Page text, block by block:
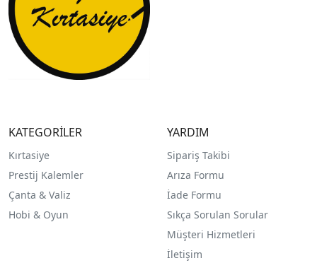
KATEGORİLER
Kırtasiye
Prestij Kalemler
Çanta & Valiz
Hobi & Oyun
YARDIM
Sipariş Takibi
Arıza Formu
İade Formu
Sıkça Sorulan Sorular
Müşteri Hizmetleri
İletişim